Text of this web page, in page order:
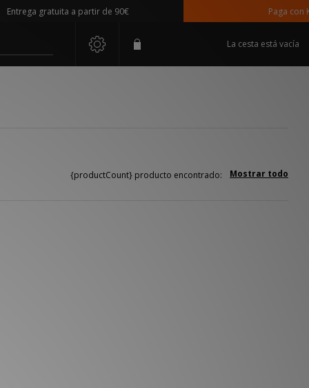
gratuita a partir de 90€ Paga con
La cesta está vacía
Mostrar todo
{productCount} producto encontrado: